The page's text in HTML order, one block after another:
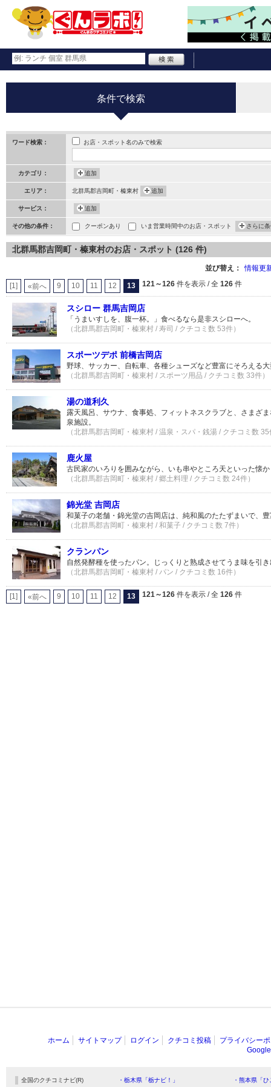
条件で検索
ワード検索： お店・スポット名のみで検索
カテゴリ： 追加
エリア： 北群馬郡吉岡町・榛東村 追加
サービス： 追加
その他の条件： クーポンあり いま営業時間中のお店・スポット さらに
北群馬郡吉岡町・榛東村のお店・スポット (126 件)
並び替え： 情報更
[1] «前へ 9 10 11 12 13 121～126 件を表示 / 全 126 件
スシロー 群馬吉岡店
「うまいすしを、腹一杯。」食べるなら是非スシローへ。
（北群馬郡吉岡町・榛東村 / 寿司 / クチコミ数 53件）
スポーツデポ 前橋吉岡店
野球、サッカー、自転車、各種シューズなど豊富にそろえる
（北群馬郡吉岡町・榛東村 / スポーツ用品 / クチコミ数 33件）
湯の道利久
露天風呂、サウナ、食事処、フィットネスクラブと、さまざ
泉施設。
（北群馬郡吉岡町・榛東村 / 温泉・スパ・銭湯 / クチコミ数 35
鹿火屋
古民家のいろりを囲みながら、いも串やところ天といった懐
（北群馬郡吉岡町・榛東村 / 郷土料理 / クチコミ数 24件）
錦光堂 吉岡店
和菓子の老舗・錦光堂の吉岡店は、純和風のたたずまいで、
（北群馬郡吉岡町・榛東村 / 和菓子 / クチコミ数 7件）
クランパン
自然発酵種を使ったパン。じっくりと熟成させてうま味を引
（北群馬郡吉岡町・榛東村 / パン / クチコミ数 16件）
[1] «前へ 9 10 11 12 13 121～126 件を表示 / 全 126 件
ホーム サイトマップ ログイン クチコミ投稿
プライバシー
全国のクチコミナビ(R) ・栃木県「栃ナビ！」 ・熊本県「